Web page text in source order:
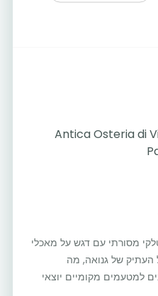
Antica Osteria di
מסורתי עם דגש על מאכלי
של גנואה, מה
למטעמים מקומיים יוצאי